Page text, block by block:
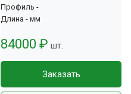
Профиль -
Длина - мм
84000 ₽ шт.
Заказать